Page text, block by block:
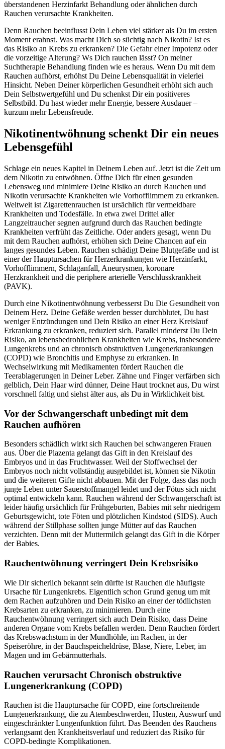
überstandenen Herzinfarkt Behandlung oder ähnlichen durch
Rauchen verursachte Krankheiten.
Denn Rauchen beeinflusst Dein Leben viel stärker als Du im ersten
Moment erahnst. Was macht Dich so süchtig nach Nikotin? Ist es
das Risiko an Krebs zu erkranken? Die Gefahr einer Impotenz oder
die vorzeitige Alterung? Ws Dich rauchen lässt? On meiner
Suchtherapie Behandlung finden wie es heraus. Wenn Du mit dem
Rauchen aufhörst, erhöhst Du Deine Lebensqualität in vielerlei
Hinsicht. Neben Deiner körperlichen Gesundheit erhöht sich auch
Dein Selbstwertgefühl und Du schenkst Dir ein positiveres
Selbstbild. Du hast wieder mehr Energie, bessere Ausdauer –
kurzum mehr Lebensfreude.
Nikotinentwöhnung schenkt Dir ein neues
Lebensgefühl
Schlage ein neues Kapitel in Deinem Leben auf. Jetzt ist die Zeit um
dem Nikotin zu entwöhnen. Öffne Dich für einen gesunden
Lebensweg und minimiere Deine Risiko an durch Rauchen und
Nikotin verursachte Krankheiten wie Vorhofflimmern zu erkranken.
Weltweit ist Zigarettenrauchen ist ursächlich für vermeidbare
Krankheiten und Todesfälle. In etwa zwei Drittel aller
Langzeitraucher segnen aufgrund durch das Rauchen bedingte
Krankheiten verfrüht das Zeitliche. Oder anders gesagt, wenn Du
mit dem Rauchen aufhörst, erhöhen sich Deine Chancen auf ein
langes gesundes Leben. Rauchen schädigt Deine Blutgefäße und ist
einer der Hauptursachen für Herzerkrankungen wie Herzinfarkt,
Vorhofflimmern, Schlaganfall, Aneurysmen, koronare
Herzkrankheit und die periphere arterielle Verschlusskrankheit
(PAVK).
Durch eine Nikotinentwöhnung verbesserst Du Die Gesundheit von
Deinem Herz. Deine Gefäße werden besser durchblutet, Du hast
weniger Entzündungen und Dein Risiko an einer Herz Kreislauf
Erkrankung zu erkranken, reduziert sich. Parallel minderst Du Dein
Risiko, an lebensbedrohlichen Krankheiten wie Krebs, insbesondere
Lungenkrebs und an chronisch obstruktiven Lungenerkrankungen
(COPD) wie Bronchitis und Emphyse zu erkranken. In
Wechselwirkung mit Medikamenten fördert Rauchen die
Teerablagerungen in Deiner Leber. Zähne und Finger verfärben sich
gelblich, Dein Haar wird dünner, Deine Haut trocknet aus, Du wirst
vorschnell faltig und siehst älter aus, als Du in Wirklichkeit bist.
Vor der Schwangerschaft unbedingt mit dem
Rauchen aufhören
Besonders schädlich wirkt sich Rauchen bei schwangeren Frauen
aus. Über die Plazenta gelangt das Gift in den Kreislauf des
Embryos und in das Fruchtwasser. Weil der Stoffwechsel der
Embryos noch nicht vollständig ausgebildet ist, können sie Nikotin
und die weiteren Gifte nicht abbauen. Mit der Folge, dass das noch
junge Leben unter Sauerstoffmangel leidet und der Fötus sich nicht
optimal entwickeln kann. Rauchen während der Schwangerschaft ist
leider häufig ursächlich für Frühgeburten, Babies mit sehr niedrigem
Geburtsgewicht, tote Föten und plötzlichen Kindstod (SIDS). Auch
während der Stillphase sollten junge Mütter auf das Rauchen
verzichten. Denn mit der Muttermilch gelangt das Gift in die Körper
der Babies.
Rauchentwöhnung verringert Dein Krebsrisiko
Wie Dir sicherlich bekannt sein dürfte ist Rauchen die häufigste
Ursache für Lungenkrebs. Eigentlich schon Grund genug um mit
dem Rachen aufzuhören und Dein Risiko an einer der tödlichsten
Krebsarten zu erkranken, zu minimieren. Durch eine
Rauchentwöhnung verringert sich auch Dein Risiko, dass Deine
anderen Organe vom Krebs befallen werden. Denn Rauchen fördert
das Krebswachstum in der Mundhöhle, im Rachen, in der
Speiseröhre, in der Bauchspeicheldrüse, Blase, Niere, Leber, im
Magen und im Gebärmutterhals.
Rauchen verursacht Chronisch obstruktive
Lungenerkrankung (COPD)
Rauchen ist die Hauptursache für COPD, eine fortschreitende
Lungenerkrankung, die zu Atembeschwerden, Husten, Auswurf und
eingeschränkter Lungenfunktion führt. Das Beenden des Rauchens
verlangsamt den Krankheitsverlauf und reduziert das Risiko für
COPD-bedingte Komplikationen.